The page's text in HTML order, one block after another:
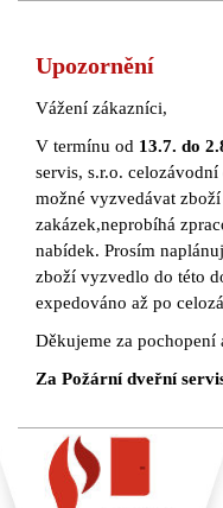
Upozornění
Vážení zákazníci,
V termínu od 13.7. do
servis, s.r.o.
možné vyzvedávat
zakázek,neprobíhá
nabídek. Prosím
zboží vyzvedlo do této
expedováno až po
Děkujeme za pochopení
Za Požární dveřní